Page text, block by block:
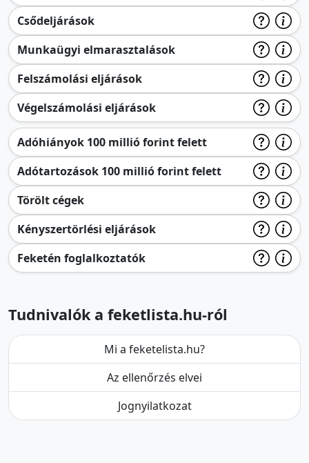
Csődeljárások
Munkaügyi elmarasztalások
Felszámolási eljárások
Végelszámolási eljárások
Adóhiányok 100 millió forint felett
Adótartozások 100 millió forint felett
Törölt cégek
Kényszertörlési eljárások
Feketén foglalkoztatók
Tudnivalók a feketlista.hu-ról
Mi a feketelista.hu?
Az ellenőrzés elvei
Jognyilatkozat